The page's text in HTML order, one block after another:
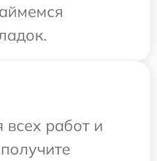
работ и